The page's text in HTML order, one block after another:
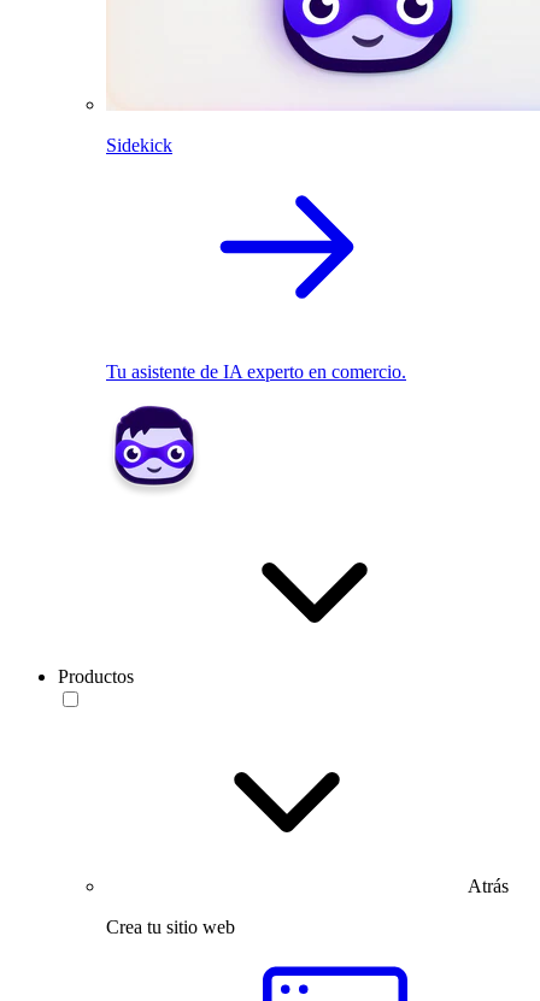
Sidekick
Tu asistente de IA experto en comercio.
Productos
Atrás
Crea tu sitio web